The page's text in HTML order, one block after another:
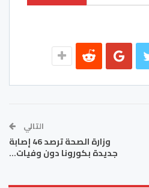
التالي
وزارة الصحة ترصد 46 إصابة
جديدة بكورونا دون وفيات…